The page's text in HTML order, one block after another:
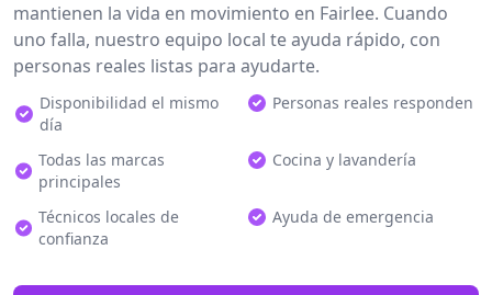
mantienen la vida en movimiento en Fairlee. Cuando
uno falla, nuestro equipo local te ayuda rápido, con
personas reales listas para ayudarte.
Disponibilidad el mismo
día
Personas reales responden
Todas las marcas
principales
Cocina y lavandería
Técnicos locales de
confianza
Ayuda de emergencia